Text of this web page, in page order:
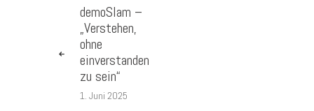
demoSlam –
„Verstehen,
ohne
einverstanden
zu sein“
1. Juni 2025